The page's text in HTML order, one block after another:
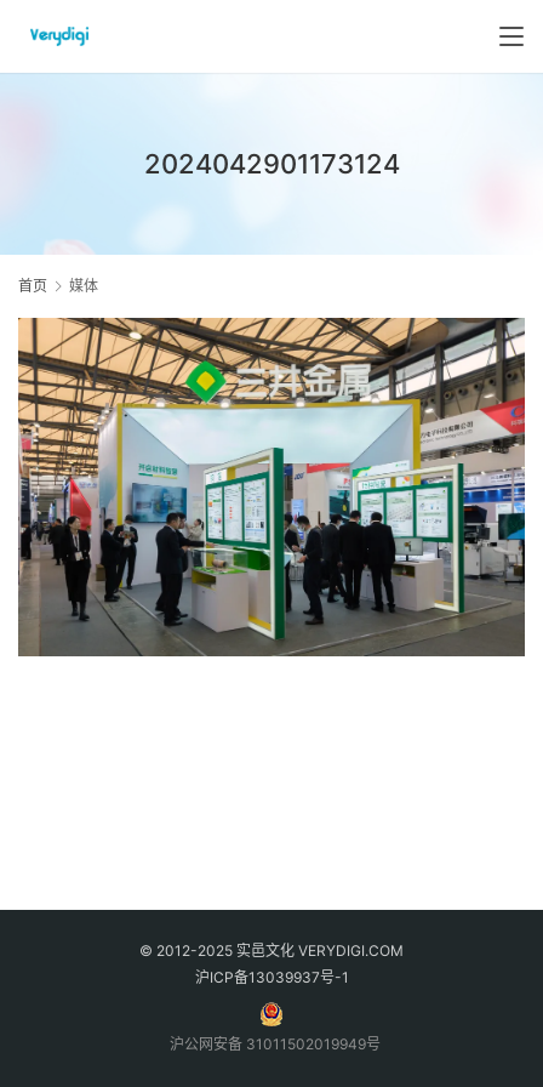
2024042901173124
首页 媒体
© 2012-2025 实邑文化 VERYDIGI.COM
沪ICP备13039937号-1
沪公网安备 31011502019949号